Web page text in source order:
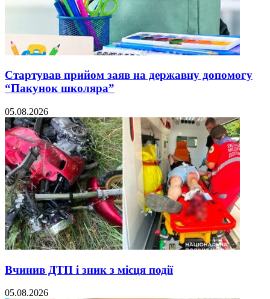
Стартував прийом заяв на державну допомогу
“Пакунок школяра”
05.08.2026
Вчинив ДТП і зник з місця події
05.08.2026